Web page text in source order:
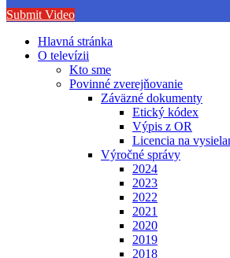
Submit Video
Hlavná stránka
O televízii
Kto sme
Povinné zverejňovanie
Záväzné dokumenty
Etický kódex
Výpis z OR
Licencia na
Výročné správy
2024
2023
2022
2021
2020
2019
2018